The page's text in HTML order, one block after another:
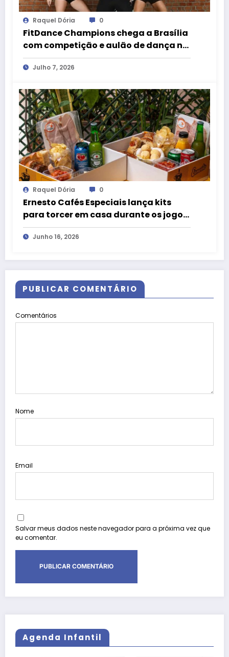
Raquel Dória 0
FitDance Champions chega a Brasília
com competição e aulão de dança no
Pátio Brasil Shopping
Julho 7, 2026
Raquel Dória 0
Ernesto Cafés Especiais lança kits
para torcer em casa durante os jogos
da Copa
Junho 16, 2026
PUBLICAR COMENTÁRIO
Comentários
Nome
Email
Salvar meus dados neste navegador para a próxima vez que
eu comentar.
Agenda Infantil